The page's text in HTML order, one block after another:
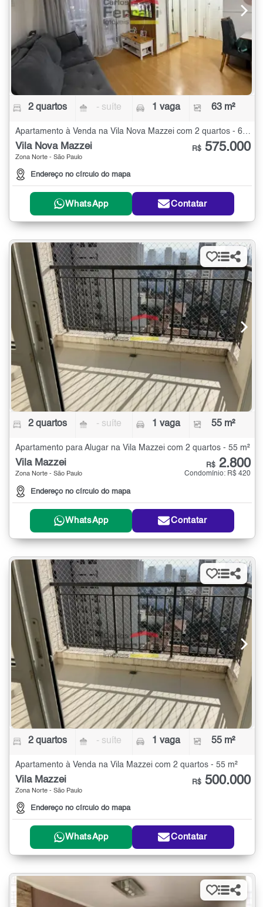
2 quartos - suíte 1 vaga 63 m²
Apartamento à Venda na Vila Nova Mazzei com 2 quartos - 63 m²
Vila Nova Mazzei
Zona Norte - São Paulo
Endereço no círculo do mapa
R$ 575.000
WhatsApp Contatar
2 quartos - suíte 1 vaga 55 m²
Apartamento para Alugar na Vila Mazzei com 2 quartos - 55 m²
Vila Mazzei
Zona Norte - São Paulo
Endereço no círculo do mapa
R$ 2.800
Condomínio: R$ 420
WhatsApp Contatar
2 quartos - suíte 1 vaga 55 m²
Apartamento à Venda na Vila Mazzei com 2 quartos - 55 m²
Vila Mazzei
Zona Norte - São Paulo
Endereço no círculo do mapa
R$ 500.000
WhatsApp Contatar